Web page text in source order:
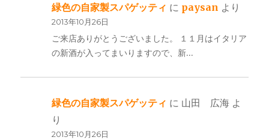
緑色の自家製スパゲッティ に paysan より
2013年10月26日
ご来店ありがとうございました。 １１月はイタリア
の新酒が入ってまいりますので、新…
緑色の自家製スパゲッティ に 山田 広海 よ
り
2013年10月26日